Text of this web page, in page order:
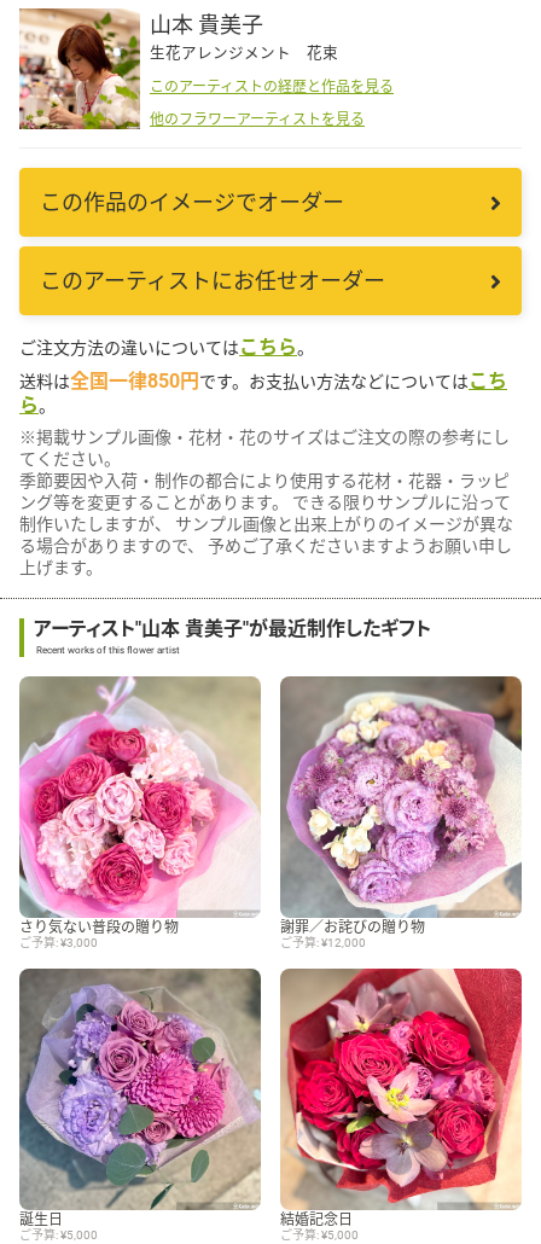
山本 貴美子
生花アレンジメント 花束
このアーティストの経歴と作品を見る
他のフラワーアーティストを見る
この作品のイメージでオーダー
このアーティストにお任せオーダー
ご注文方法の違いについてはこちら。
送料は全国一律850円です。お支払い方法などについてはこち
ら。
※掲載サンプル画像・花材・花のサイズはご注文の際の参考にし
てください。
季節要因や入荷・制作の都合により使用する花材・花器・ラッピ
ング等を変更することがあります。 できる限りサンプルに沿って
制作いたしますが、 サンプル画像と出来上がりのイメージが異な
る場合がありますので、 予めご了承くださいますようお願い申し
上げます。
アーティスト"山本 貴美子"が最近制作したギフト
Recent works of this flower artist
さり気ない普段の贈り物
ご予算: ¥3,000
謝罪／お詫びの贈り物
ご予算: ¥12,000
誕生日
ご予算: ¥5,000
結婚記念日
ご予算: ¥5,000